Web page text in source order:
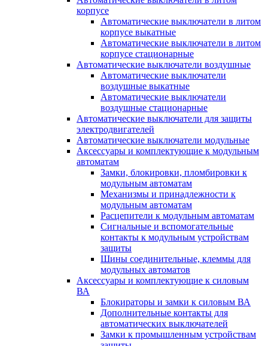
корпусе
Автоматические выключатели в литом
корпусе выкатные
Автоматические выключатели в литом
корпусе стационарные
Автоматические выключатели воздушные
Автоматические выключатели
воздушные выкатные
Автоматические выключатели
воздушные стационарные
Автоматические выключатели для защиты
электродвигателей
Автоматические выключатели модульные
Аксессуары и комплектующие к модульным
автоматам
Замки, блокировки, пломбировки к
модульным автоматам
Механизмы и принадлежности к
модульным автоматам
Расцепители к модульным автоматам
Сигнальные и вспомогательные
контакты к модульным устройствам
защиты
Шины соединительные, клеммы для
модульных автоматов
Аксессуары и комплектующие к силовым
ВА
Блокираторы и замки к силовым ВА
Дополнительные контакты для
автоматических выключателей
Замки к промышленным устройствам